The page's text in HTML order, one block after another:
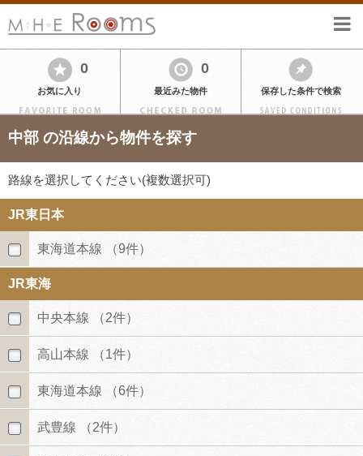
0
お気に入り
0
最近みた物件 保存した条件で検索
中部 の沿線から物件を探す
路線を選択してください(複数選択可)
JR東日本
東海道本線 （9件）
JR東海
中央本線 （2件）
高山本線 （1件）
東海道本線 （6件）
武豊線 （2件）